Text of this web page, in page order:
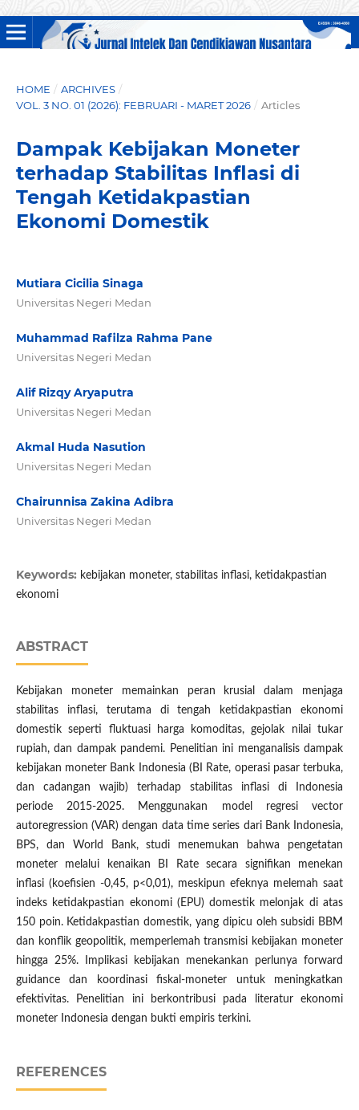
HOME / ARCHIVES /
VOL. 3 NO. 01 (2026): FEBRUARI - MARET 2026 / Articles
Dampak Kebijakan Moneter
terhadap Stabilitas Inflasi di
Tengah Ketidakpastian
Ekonomi Domestik
Mutiara Cicilia Sinaga
Universitas Negeri Medan
Muhammad Rafilza Rahma Pane
Universitas Negeri Medan
Alif Rizqy Aryaputra
Universitas Negeri Medan
Akmal Huda Nasution
Universitas Negeri Medan
Chairunnisa Zakina Adibra
Universitas Negeri Medan
Keywords: kebijakan moneter, stabilitas inflasi, ketidakpastian
ekonomi
ABSTRACT
Kebijakan moneter memainkan peran krusial dalam menjaga
stabilitas inflasi, terutama di tengah ketidakpastian ekonomi
domestik seperti fluktuasi harga komoditas, gejolak nilai tukar
rupiah, dan dampak pandemi. Penelitian ini menganalisis dampak
kebijakan moneter Bank Indonesia (BI Rate, operasi pasar terbuka,
dan cadangan wajib) terhadap stabilitas inflasi di Indonesia
periode 2015-2025. Menggunakan model regresi vector
autoregression (VAR) dengan data time series dari Bank Indonesia,
BPS, dan World Bank, studi menemukan bahwa pengetatan
moneter melalui kenaikan BI Rate secara signifikan menekan
inflasi (koefisien -0,45, p<0,01), meskipun efeknya melemah saat
indeks ketidakpastian ekonomi (EPU) domestik melonjak di atas
150 poin. Ketidakpastian domestik, yang dipicu oleh subsidi BBM
dan konflik geopolitik, memperlemah transmisi kebijakan moneter
hingga 25%. Implikasi kebijakan menekankan perlunya forward
guidance dan koordinasi fiskal-moneter untuk meningkatkan
efektivitas. Penelitian ini berkontribusi pada literatur ekonomi
moneter Indonesia dengan bukti empiris terkini.
REFERENCES